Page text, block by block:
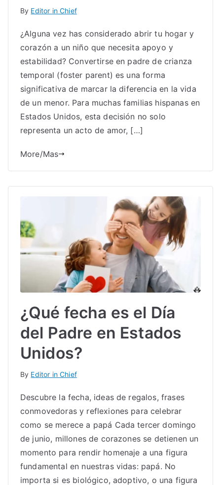
By Editor in Chief
¿Alguna vez has considerado abrir tu hogar y
corazón a un niño que necesita apoyo y
estabilidad? Convertirse en padre de crianza
temporal (foster parent) es una forma
significativa de marcar la diferencia en la vida
de un menor. Para muchas familias hispanas en
Estados Unidos, esta decisión no solo
representa un acto de amor, […]
More/Mas
¿Qué fecha es el Día
del Padre en Estados
Unidos?
By Editor in Chief
Descubre la fecha, ideas de regalos, frases
conmovedoras y reflexiones para celebrar
como se merece a papá Cada tercer domingo
de junio, millones de corazones se detienen un
momento para rendir homenaje a una figura
fundamental en nuestras vidas: papá. No
importa si es biológico, adoptivo, o una figura